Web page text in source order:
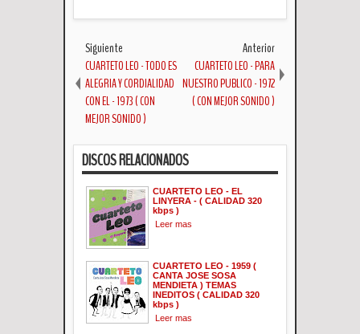
Siguiente
CUARTETO LEO - TODO ES
ALEGRIA Y CORDIALIDAD
CON EL - 1973 ( CON
MEJOR SONIDO )
Anterior
CUARTETO LEO - PARA
NUESTRO PUBLICO - 1972
( CON MEJOR SONIDO )
DISCOS RELACIONADOS
CUARTETO LEO - EL
LINYERA - ( CALIDAD 320
kbps )
Leer mas
CUARTETO LEO - 1959 (
CANTA JOSE SOSA
MENDIETA ) TEMAS
INEDITOS ( CALIDAD 320
kbps )
Leer mas